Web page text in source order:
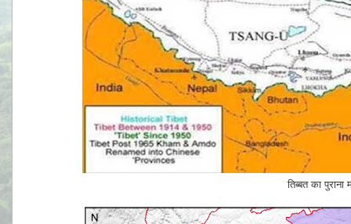
तिब्बत का पुराना